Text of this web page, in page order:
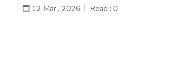
12 Mar , 2026 Read : 0